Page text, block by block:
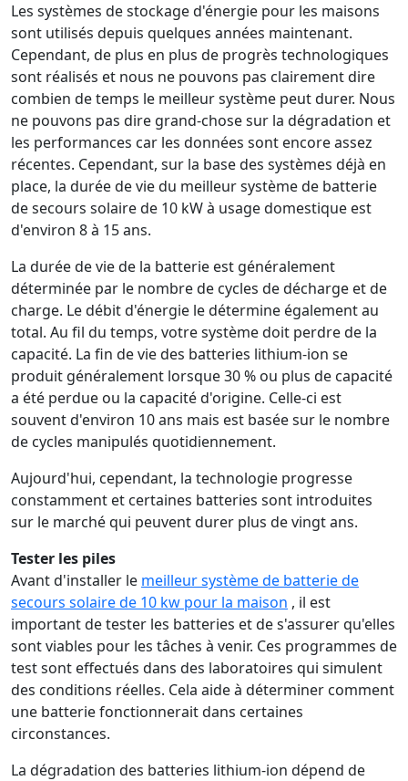
Les systèmes de stockage d'énergie pour les maisons
sont utilisés depuis quelques années maintenant.
Cependant, de plus en plus de progrès technologiques
sont réalisés et nous ne pouvons pas clairement dire
combien de temps le meilleur système peut durer. Nous
ne pouvons pas dire grand-chose sur la dégradation et
les performances car les données sont encore assez
récentes. Cependant, sur la base des systèmes déjà en
place, la durée de vie du meilleur système de batterie
de secours solaire de 10 kW à usage domestique est
d'environ 8 à 15 ans.
La durée de vie de la batterie est généralement
déterminée par le nombre de cycles de décharge et de
charge. Le débit d'énergie le détermine également au
total. Au fil du temps, votre système doit perdre de la
capacité. La fin de vie des batteries lithium-ion se
produit généralement lorsque 30 % ou plus de capacité
a été perdue ou la capacité d'origine. Celle-ci est
souvent d'environ 10 ans mais est basée sur le nombre
de cycles manipulés quotidiennement.
Aujourd'hui, cependant, la technologie progresse
constamment et certaines batteries sont introduites
sur le marché qui peuvent durer plus de vingt ans.
Tester les piles
Avant d'installer le meilleur système de batterie de
secours solaire de 10 kw pour la maison , il est
important de tester les batteries et de s'assurer qu'elles
sont viables pour les tâches à venir. Ces programmes de
test sont effectués dans des laboratoires qui simulent
des conditions réelles. Cela aide à déterminer comment
une batterie fonctionnerait dans certaines
circonstances.
La dégradation des batteries lithium-ion dépend de